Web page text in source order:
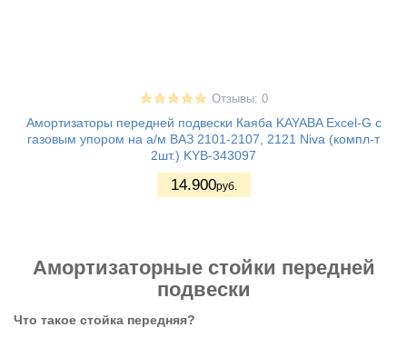
Отзывы: 0
Амортизаторы передней подвески Каяба KAYABA Excel-G с
газовым упором на а/м ВАЗ 2101-2107, 2121 Niva (компл-т
2шт.) KYB-343097
14.900руб.
Амортизаторные стойки передней
подвески
Что такое стойка передняя?